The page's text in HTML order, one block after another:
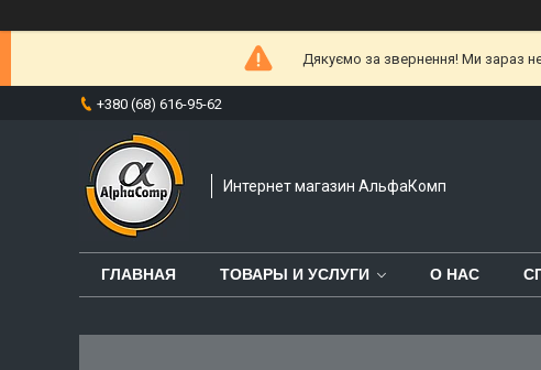
Дякуємо за звернення! Ми зараз
+380 (68) 616-95-62
Интернет магазин АльфаКомп
ГЛАВНАЯ ТОВАРЫ И УСЛУГИ О НАС